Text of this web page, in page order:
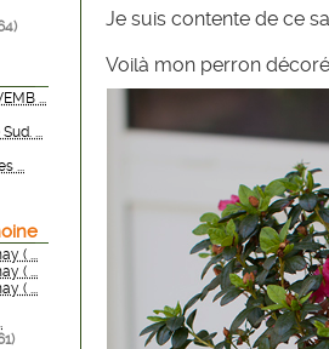
)
...
...
...
( ...
( ...
( ...
)
Je suis contente de ce
Voilà mon perron